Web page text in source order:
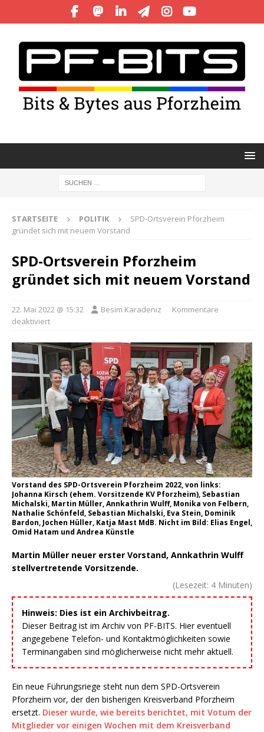
STARTSEITE POLITIK
SPD-Ortsverein Pforzheim
gründet sich mit neuem Vorstand
SPD-Ortsverein Pforzheim
gründet sich mit neuem Vorstand
22. Mai 2022 @ 15:32 Besim Karadeniz
Kommentare
deaktiviert
Vorstand des SPD-Ortsverein Pforzheim 2022, von links:
Johanna Kirsch (ehem. Vorsitzende KV Pforzheim), Sebastian
Michalski, Martin Müller, Annkathrin Wulff, Monika von Felbern,
Nathalie Schönfeld, Sebastian Michalski, Eva Stein, Dominik
Bardon, Jochen Hüller, Katja Mast MdB. Nicht im Bild: Elias Engel,
Omid Hatam und Andrea Künstle
Martin Müller neuer erster Vorstand, Annkathrin Wulff
stellvertretende Vorsitzende.
(Lesezeit: 4 Minuten)
Hinweis: Dies ist ein Archivbeitrag.
Dieser Beitrag ist im Archiv von PF-BITS. Hier eventuell
angegebene Telefon- und Kontaktmöglichkeiten sowie
Terminangaben sind möglicherweise nicht mehr aktuell.
Ein neue Führungsriege steht nun dem SPD-Ortsverein
Pforzheim vor, der den bisherigen Kreisverband Pforzheim
ersetzt. Dieser wurde, wie bereits berichtet, mit Votum der
Mitglieder vor einigen Wochen mit dem Kreisverband